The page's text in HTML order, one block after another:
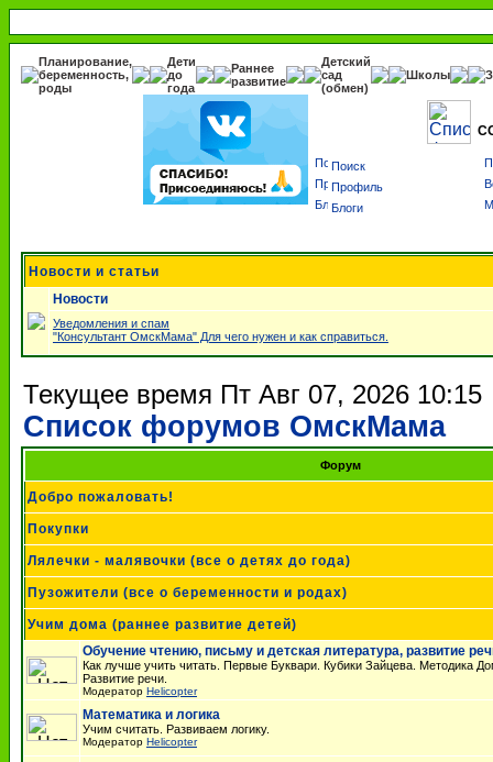
Планирование,
беременность,
роды
Дети
до
года
Раннее
развитие
Детский
сад
(обмен)
Школы
Поиск
Профиль
Блоги
Новости и статьи
Новости
Уведомления и спам
"Консультант ОмскМама" Для чего нужен и как справиться.
Текущее время Пт Авг 07, 2026 10:15
Список форумов ОмскМама
Форум
Добро пожаловать!
Покупки
Лялечки - малявочки (все о детях до года)
Пузожители (все о беременности и родах)
Учим дома (раннее развитие детей)
Обучение чтению, письму и детская литература, развитие
Как лучше учить читать. Первые Буквари. Кубики Зайцева. Методика
Развитие речи.
Модератор Helicopter
Математика и логика
Учим считать. Развиваем логику.
Модератор Helicopter